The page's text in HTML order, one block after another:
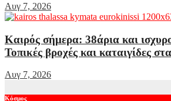
Αυγ 7, 2026
Καιρός σήμερα: 38άρια και
Τοπικές βροχές και καταιγίδες
Αυγ 7, 2026
Κόσμος